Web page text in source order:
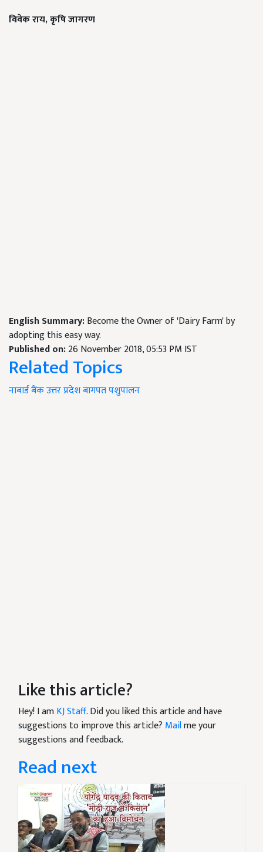
विवेक राय,कृषि जागरण
English Summary:Become the Owner of 'Dairy Farm' by
adopting this easy way.
Published on:26 November 2018, 05:53 PM IST
Related Topics
नाबार्ड बैंकउत्तर प्रदेशबागपतपशुपालन
Like this article?
Hey! I amKJ Staff. Did you liked this article and have
suggestions to improve this article? Mailme your
suggestions and feedback.
Read next